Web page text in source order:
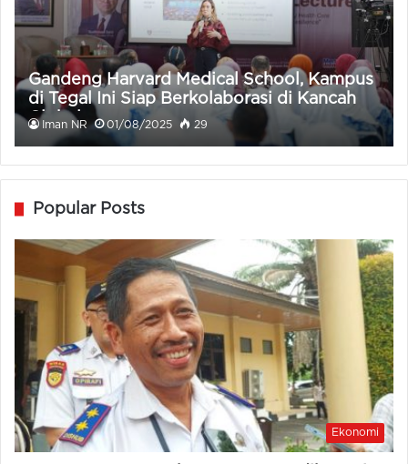
Gandeng Harvard Medical School, Kampus
di Tegal Ini Siap Berkolaborasi di Kancah
Global
Iman NR 01/08/2025 29
Popular Posts
Ekonomi